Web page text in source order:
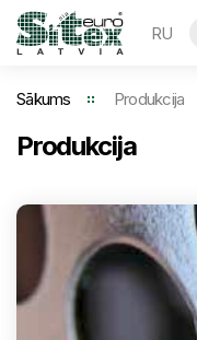
RU
Sākums Produkcija
Produkcija